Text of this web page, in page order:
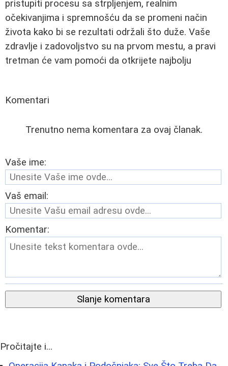
pristupiti procesu sa strpljenjem, realnim
očekivanjima i spremnošću da se promeni način
života kako bi se rezultati održali što duže. Vaše
zdravlje i zadovoljstvo su na prvom mestu, a pravi
tretman će vam pomoći da otkrijete najbolju
Komentari
Trenutno nema komentara za ovaj članak.
Vaše ime:
Vaš email:
Komentar:
Slanje komentara
Pročitajte i...